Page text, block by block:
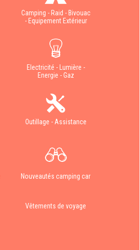
Camping - Raid - Bivouac
- Equipement Extérieur
Electricité - Lumière -
Energie - Gaz
Outillage - Assistance
Nouveautés camping car
Vêtements de voyage